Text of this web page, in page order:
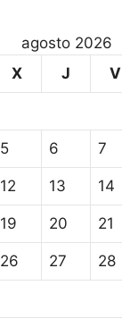
agosto 2026
X J V
5 6 7
12 13 14
19 20 21
26 27 28